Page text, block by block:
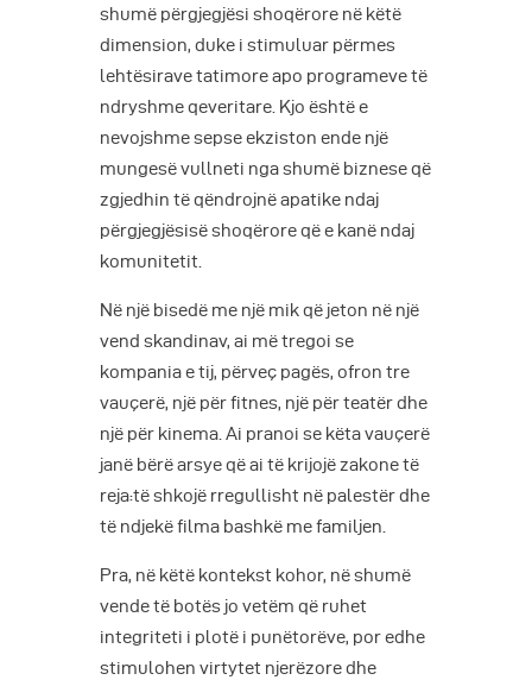
shumë përgjegjësi shoqërore në këtë
dimension, duke i stimuluar përmes
lehtësirave tatimore apo programeve të
ndryshme qeveritare. Kjo është e
nevojshme sepse ekziston ende një
mungesë vullneti nga shumë biznese që
zgjedhin të qëndrojnë apatike ndaj
përgjegjësisë shoqërore që e kanë ndaj
komunitetit.
Në një bisedë me një mik që jeton në një
vend skandinav, ai më tregoi se
kompania e tij, përveç pagës, ofron tre
vauçerë, një për fitnes, një për teatër dhe
një për kinema. Ai pranoi se këta vauçerë
janë bërë arsye që ai të krijojë zakone të
reja:të shkojë rregullisht në palestër dhe
të ndjekë filma bashkë me familjen.
Pra, në këtë kontekst kohor, në shumë
vende të botës jo vetëm që ruhet
integriteti i plotë i punëtorëve, por edhe
stimulohen virtytet njerëzore dhe